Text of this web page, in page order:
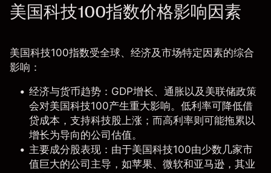
美国科技100指数价格影响因素
美国科技100指数受全球、经济及市场特定因素的综合
影响：
经济与货币趋势 ：GDP增长、通胀以及美联储政策
会对美国科技100产生重大影响。低利率可降低借
贷成本，支持科技股上涨；而高利率则可能拖累以
增长为导向的公司估值。
主要成分股表现 ：由于美国科技100由少数几家市
值巨大的公司主导，如苹果、微软和亚马逊，其业